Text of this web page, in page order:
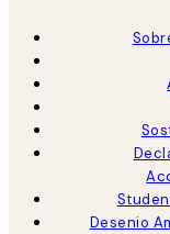
Desenio